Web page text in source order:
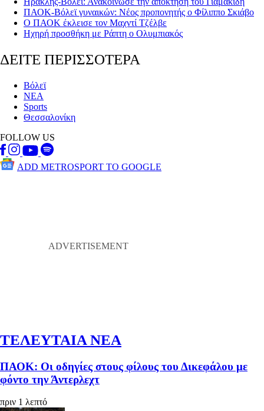
ΠΑΟΚ-Βόλεϊ γυναικών: Νέος προπονητής ο Φίλιππο Σκιάβο
Ο ΠΑΟΚ έκλεισε τον Μαχντί Τζέλβε
Ηχηρή προσθήκη με Ράπτη ο Ολυμπιακός
ΔΕΙΤΕ ΠΕΡΙΣΣΟΤΕΡΑ
Βόλεϊ
ΝΕΑ
Sports
Θεσσαλονίκη
FOLLOW US
ADD METROSPORT TO GOOGLE
ΤΕΛΕΥΤΑΙΑ ΝΕΑ
ΠΑΟΚ: Οι οδηγίες στους φίλους του Δικεφάλου με
φόντο την Άντερλεχτ
πριν 1 λεπτό